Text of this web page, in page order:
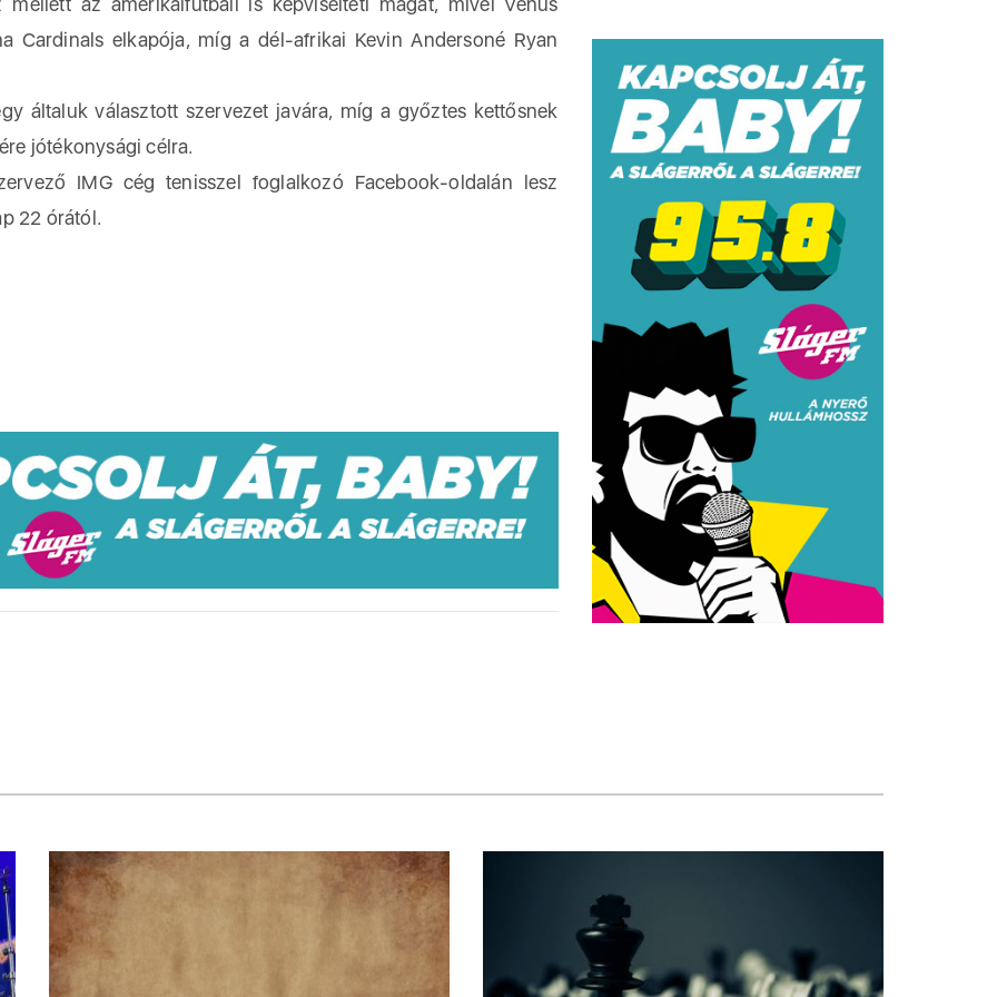
Cardinals elkapója, míg a dél-afrikai Kevin Andersoné Ryan
általuk választott szervezet javára, míg a győztes kettősnek
jótékonysági célra.
IMG cég tenisszel foglalkozó Facebook-oldalán lesz
22 órától.